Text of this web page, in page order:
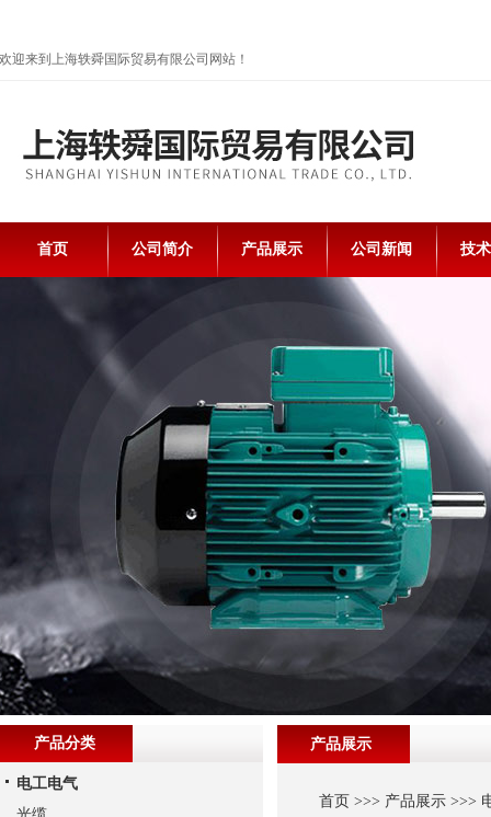
欢迎来到上海轶舜国际贸易有限公司网站！
首页 公司简介 产品展示 公司新闻 技
产品展示
首页 >>> 产品展示>>>
产品分类
电工电气